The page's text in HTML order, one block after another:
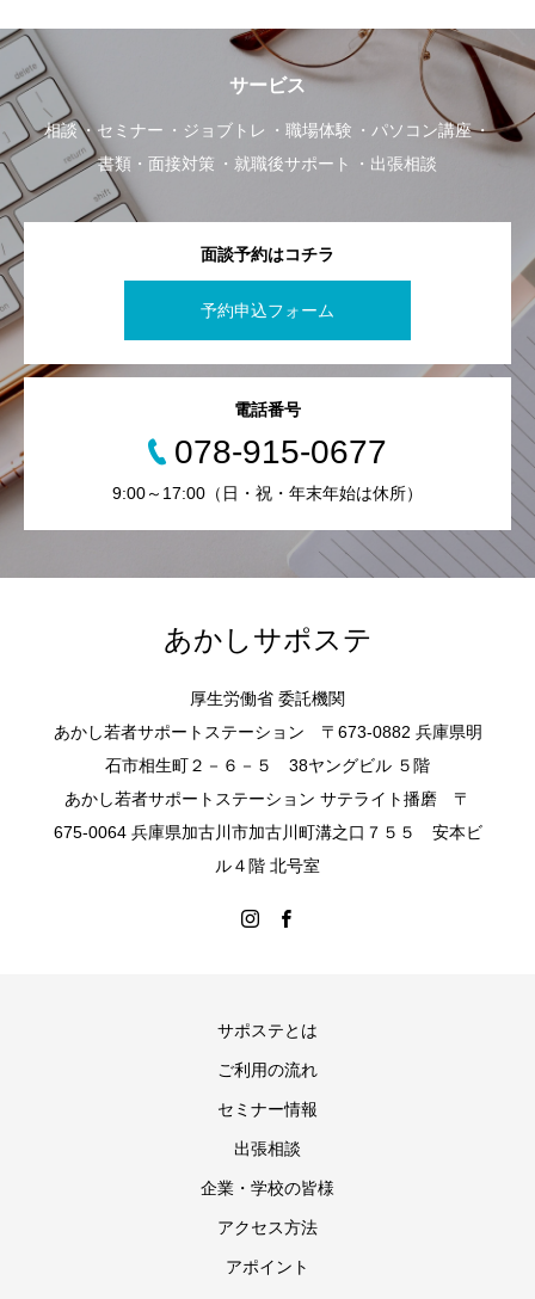
サービス
相談 セミナー ジョブトレ 職場体験
パソコン講座
書類・面接対策
就職後サポート 出張相談
面談予約はコチラ
予約申込フォーム
電話番号
078-915-0677
9:00～17:00（日・祝・年末年始は休所）
あかしサポステ
厚生労働省 委託機関
あかし若者サポートステーション 〒673-0882 兵庫県明
石市相生町２－６－５ 38ヤングビル ５階
あかし若者サポートステーション サテライト播磨 〒
675-0064 兵庫県加古川市加古川町溝之口７５５ 安本ビ
ル４階 北号室
サポステとは
ご利用の流れ
セミナー情報
出張相談
企業・学校の皆様
アクセス方法
アポイント